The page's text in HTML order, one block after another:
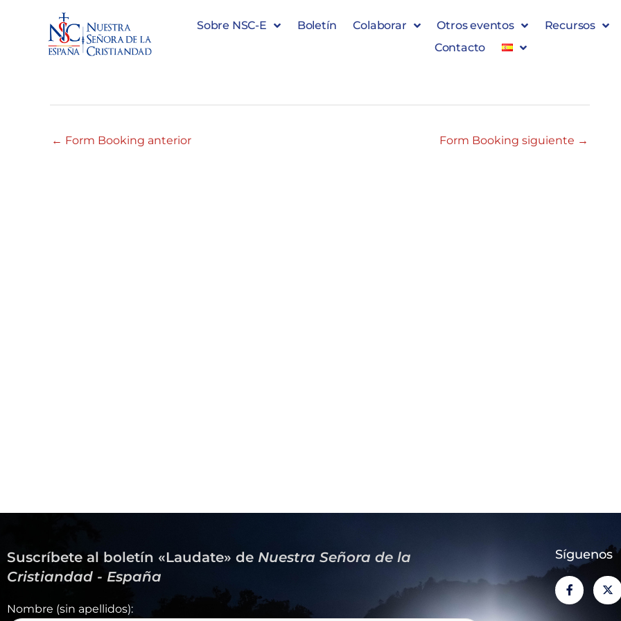
Sobre NSC-E Boletín Colaborar Otros eventos Recursos
Contacto
#35489 21:00 – 22:00
← Form Booking anterior Form Booking siguiente →
Suscríbete al boletín «Laudate» de Nuestra Señora de la
Cristiandad - España
Nombre (sin apellidos):
Síguenos
F
a
c
X
-
t